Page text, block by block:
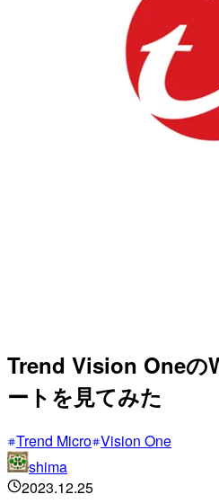
Trend Vision Oneの
ートを見てみた
Trend Micro Vision One
shima
2023.12.25